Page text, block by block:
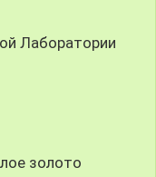
Лаборатории
золото